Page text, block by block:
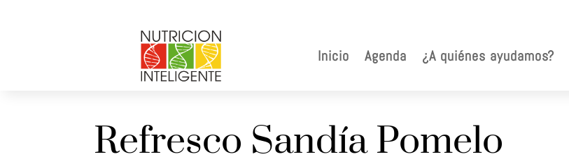
Inicio Agenda ¿A quiénes ayudamos?
Refresco Sandía Pomelo